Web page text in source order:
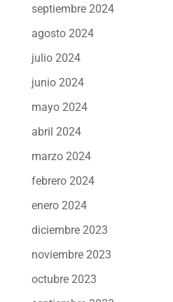
septiembre 2024
agosto 2024
julio 2024
junio 2024
mayo 2024
abril 2024
marzo 2024
febrero 2024
enero 2024
diciembre 2023
noviembre 2023
octubre 2023